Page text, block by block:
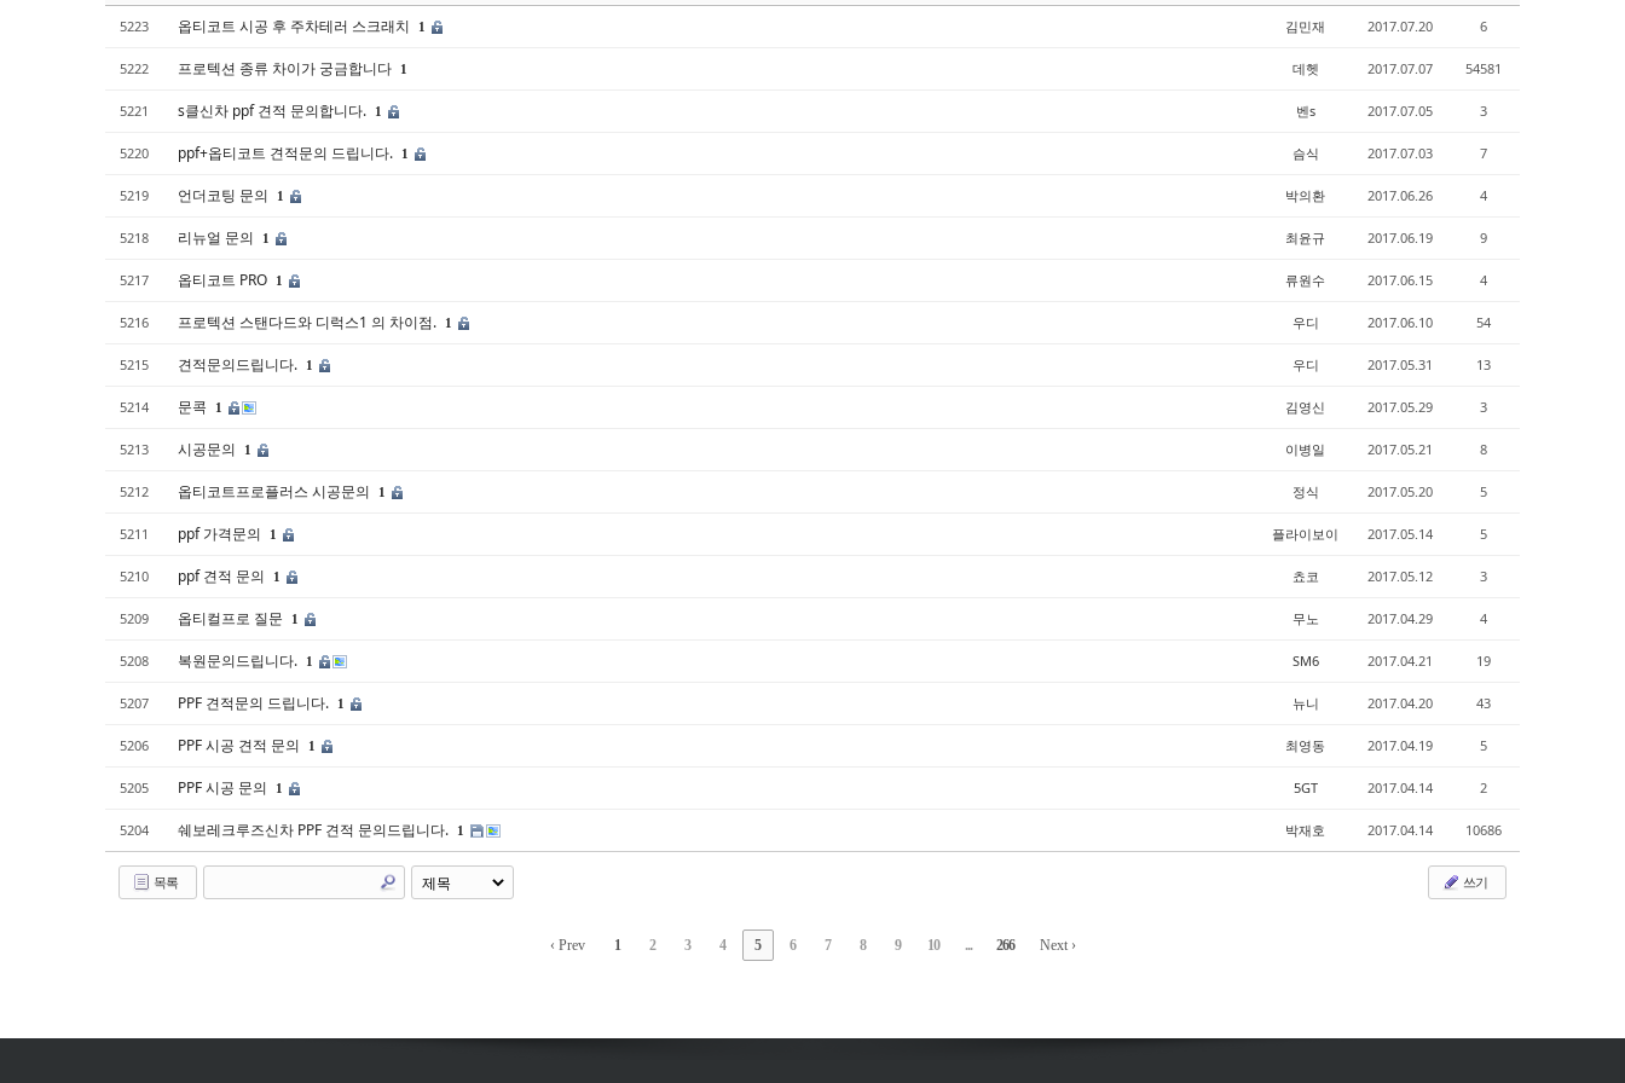
5223 옵티코트 시공 후 주차테러 스크래치 1 김민재 2017.07.20 6
5222 프로텍션 종류 차이가 궁금합니다 1 데헷 2017.07.07 54581
5221 s클신차 ppf 견적 문의합니다. 1 벤s 2017.07.05 3
5220 ppf+옵티코트 견적문의 드립니다. 1 슴식 2017.07.03 7
5219 언더코팅 문의 1 박의환 2017.06.26 4
5218 리뉴얼 문의 1 최윤규 2017.06.19 9
5217 옵티코트 PRO 1 류원수 2017.06.15 4
5216 프로텍션 스탠다드와 디럭스1 의 차이점. 1 우디 2017.06.10 54
5215 견적문의드립니다. 1 우디 2017.05.31 13
5214 문콕 1 김영신 2017.05.29 3
5213 시공문의 1 이병일 2017.05.21 8
5212 옵티코트프로플러스 시공문의 1 정식 2017.05.20 5
5211 ppf 가격문의 1 플라이보이 2017.05.14 5
5210 ppf 견적 문의 1 쵸코 2017.05.12 3
5209 옵티컬프로 질문 1 무노 2017.04.29 4
5208 복원문의드립니다. 1 SM6 2017.04.21 19
5207 PPF 견적문의 드립니다. 1 뉴니 2017.04.20 43
5206 PPF 시공 견적 문의 1 최영동 2017.04.19 5
5205 PPF 시공 문의 1 5GT 2017.04.14 2
5204 쉐보레크루즈신차 PPF 견적 문의드립니다. 1 박재호 2017.04.14 10686
목록 쓰기
‹ Prev 1 2 3 4 5 6 7 8 9 10 ... 266 Next ›